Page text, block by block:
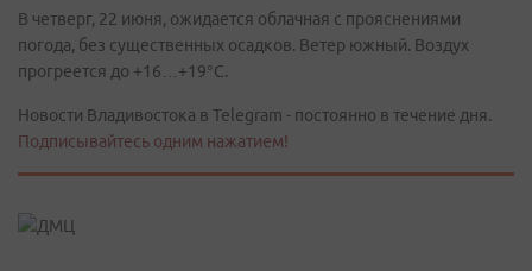
В четверг, 22 июня, ожидается облачная с прояснениями
погода, без существенных осадков. Ветер южный. Воздух
прогреется до +16…+19°C.
Новости Владивостока в Telegram - постоянно в течение дня.
Подписывайтесь одним нажатием!